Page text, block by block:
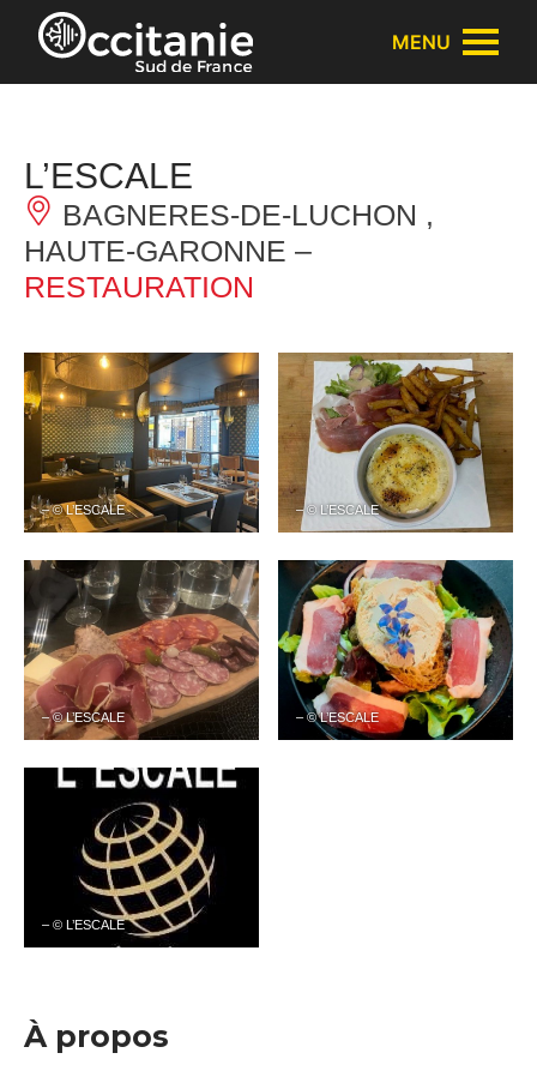
Panneau de gestion des cookies
MENU
L’ESCALE
BAGNERES-DE-LUCHON ,
HAUTE-GARONNE –
RESTAURATION
– © L’ESCALE – © L’ESCALE
– © L’ESCALE – © L’ESCALE
– © L’ESCALE
À propos